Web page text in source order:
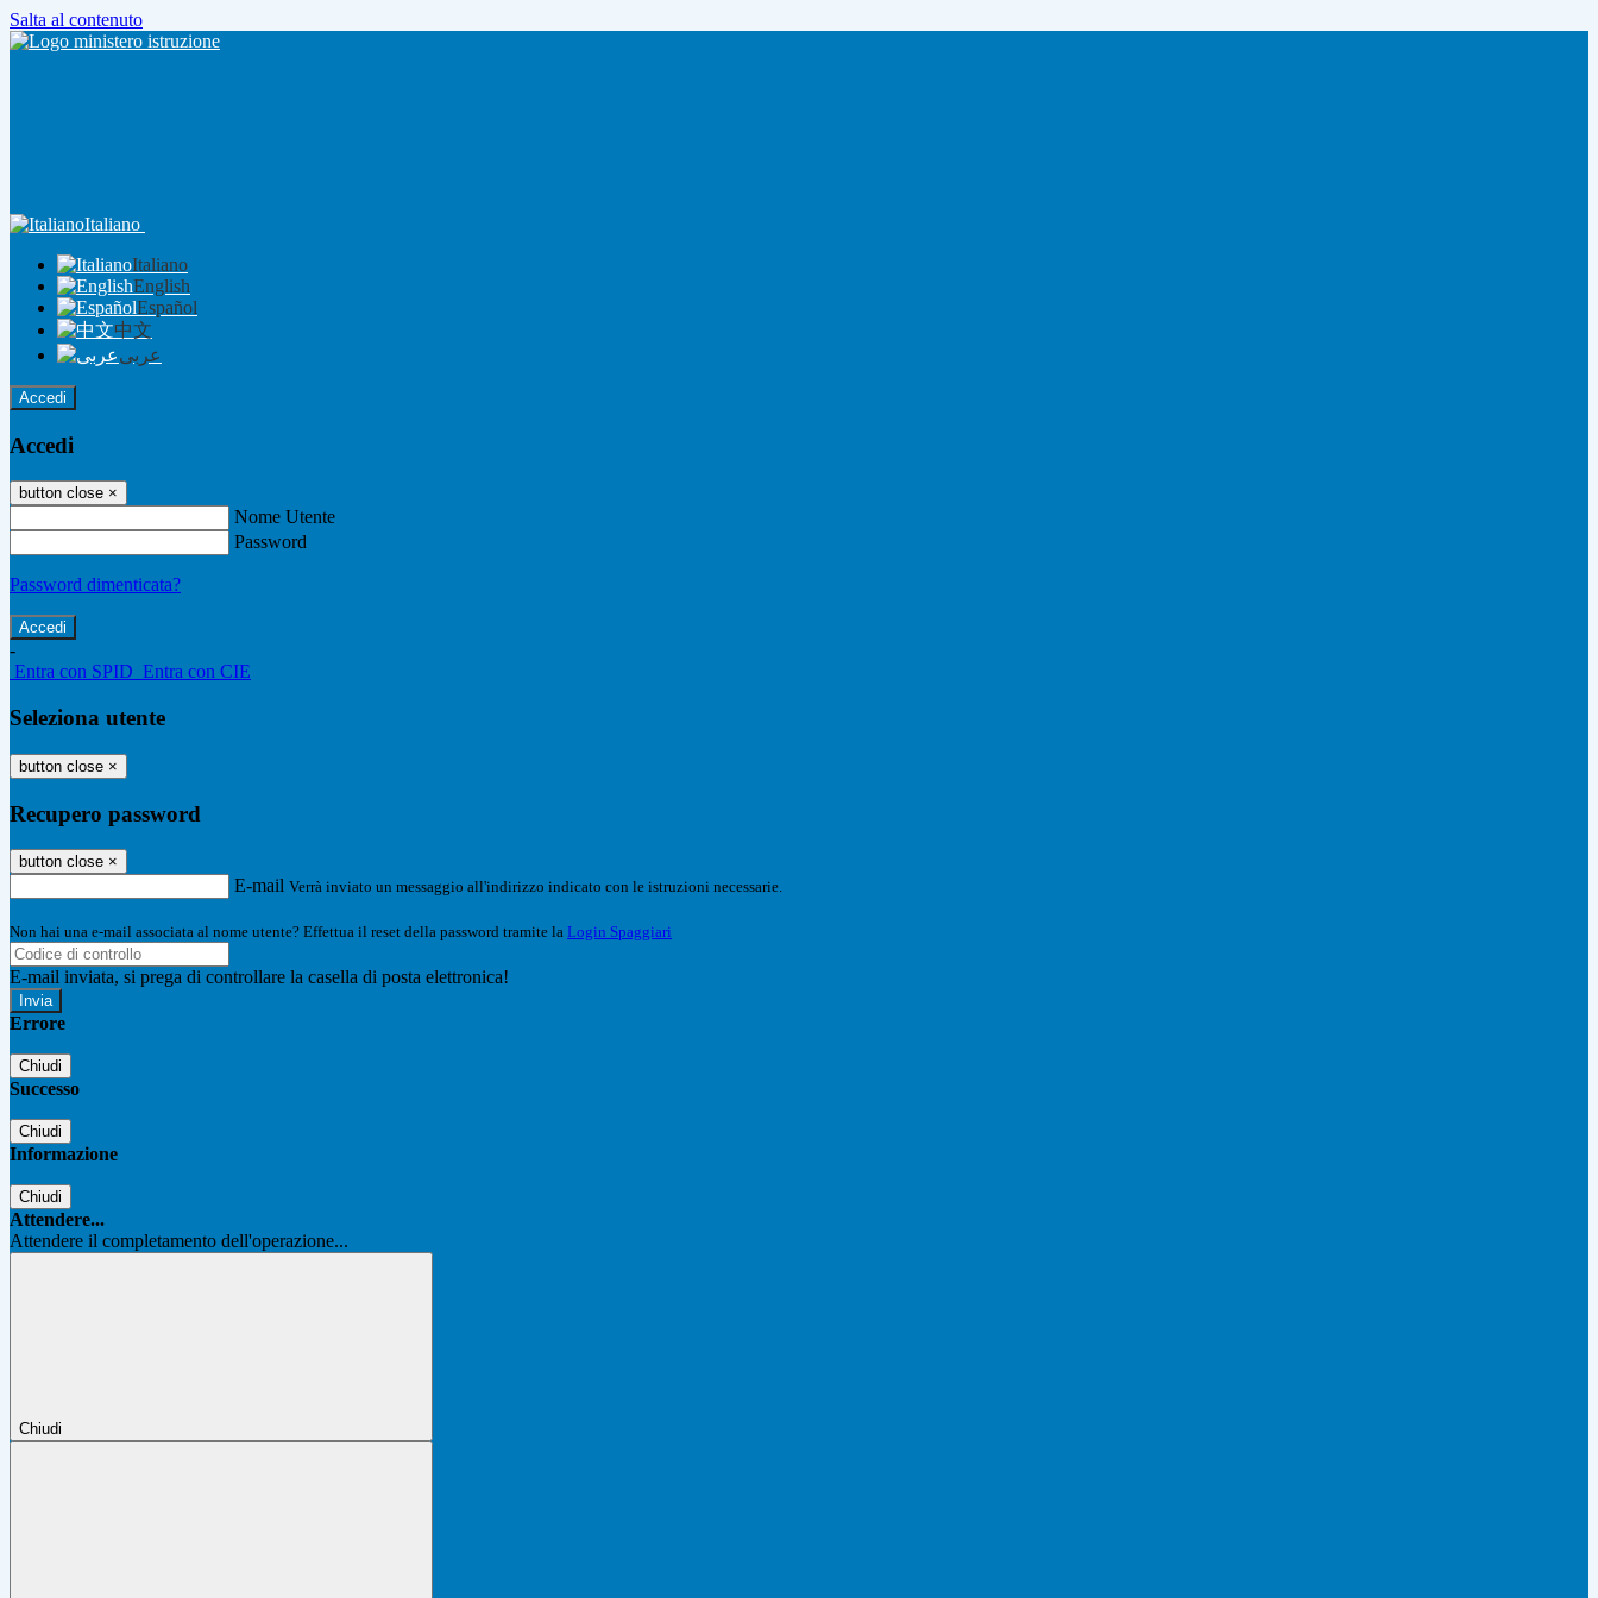
Salta al contenuto
Italiano
Italiano
English
Español
中文
عربى
Accedi
Accedi
button close ×
Nome Utente
Password
Password dimenticata?
-
Entra con SPID Entra con CIE
Seleziona utente
button close ×
Recupero password
button close ×
E-mail Verrà inviato un messaggio all'indirizzo indicato con le istruzioni necessarie.
Non hai una e-mail associata al nome utente? Effettua il reset della password tramite la Login Spaggiari
E-mail inviata, si prega di controllare la casella di posta elettronica!
Errore
Chiudi
Successo
Chiudi
Informazione
Chiudi
Attendere...
Attendere il completamento dell'operazione...
Chiudi